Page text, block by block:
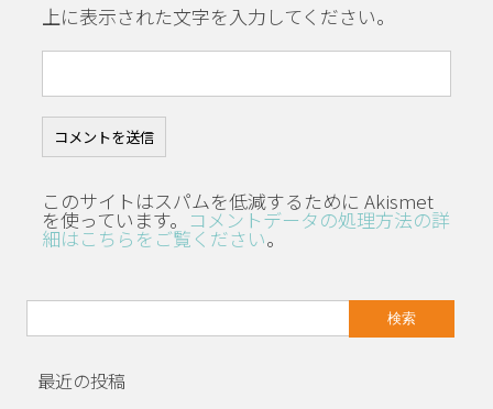
上に表示された文字を入力してください。
このサイトはスパムを低減するために Akismet
を使っています。 コメントデータの処理方法の詳
細はこちらをご覧ください。
索:
最近の投稿